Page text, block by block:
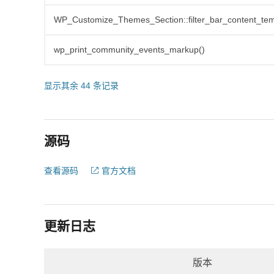
wp_print_community_events_markup()
显示其余 44 条记录
源码
查看源码 官方文档
更新日志
版本